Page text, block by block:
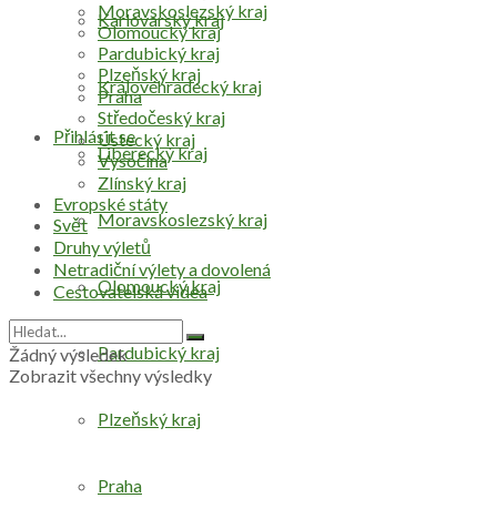
Přihlásit se
Karlovarský kraj
Královéhradecký kraj
Liberecký kraj
Moravskoslezský kraj
Olomoucký kraj
Pardubický kraj
Plzeňský kraj
Praha
Moravskoslezský kraj
Olomoucký kraj
Pardubický kraj
Plzeňský kraj
Praha
Středočeský kraj
Ústecký kraj
Vysočina
Zlínský kraj
Evropské státy
Svět
Druhy výletů
Netradiční výlety a dovolená
Cestovatelská videa
Žádný výsledek
Zobrazit všechny výsledky